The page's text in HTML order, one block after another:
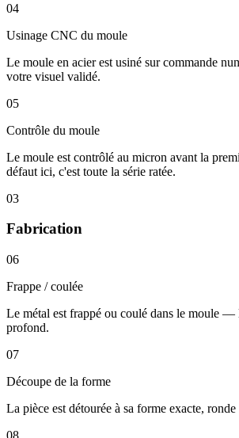
04
Usinage CNC du moule
Le moule en acier est usiné sur commande
votre visuel validé.
05
Contrôle du moule
Le moule est contrôlé au micron avant la
défaut ici, c'est toute la série ratée.
03
Fabrication
06
Frappe / coulée
Le métal est frappé ou coulé dans le moule —
profond.
07
Découpe de la forme
La pièce est détourée à sa forme exacte,
08